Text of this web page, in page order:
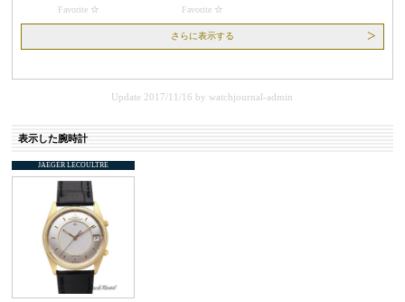
Favorite
Favorite
さらに表示する
Update 2017/11/16 bywatchjournal-admin
表示した腕時計
JAEGER LECOULTRE